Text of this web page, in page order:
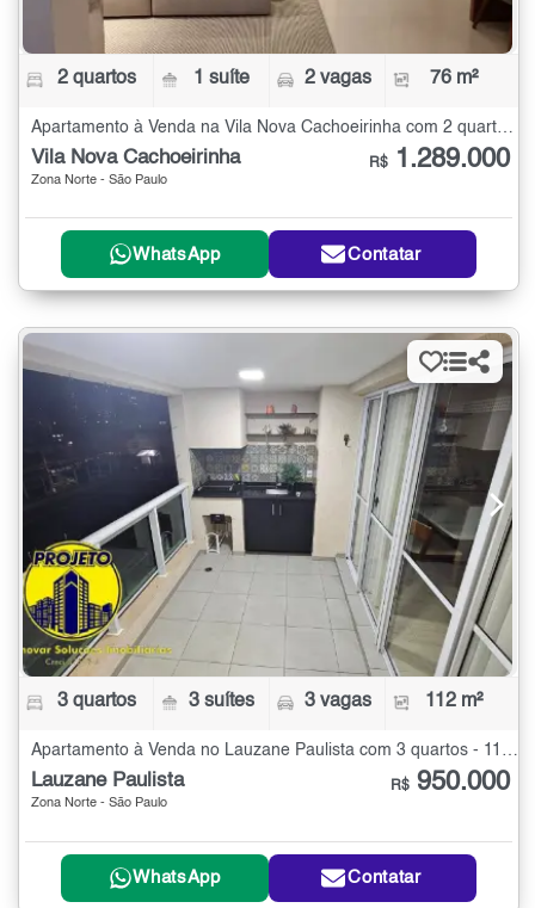
2 quartos 1 suíte 2 vagas 76 m²
Apartamento à Venda na Vila Nova Cachoeirinha com 2 quartos - 76 m²
Vila Nova Cachoeirinha
Zona Norte - São Paulo
R$ 1.289.000
WhatsApp Contatar
3 quartos 3 suítes 3 vagas 112 m²
Apartamento à Venda no Lauzane Paulista com 3 quartos - 112 m²
Lauzane Paulista
Zona Norte - São Paulo
R$ 950.000
WhatsApp Contatar